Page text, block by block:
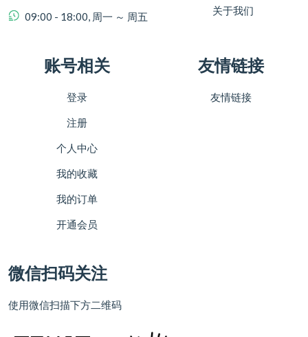
09:00 - 18:00, 周一 ～ 周五
关于我们
账号相关
登录
注册
个人中心
我的收藏
我的订单
开通会员
友情链接
友情链接
微信扫码关注
使用微信扫描下方二维码